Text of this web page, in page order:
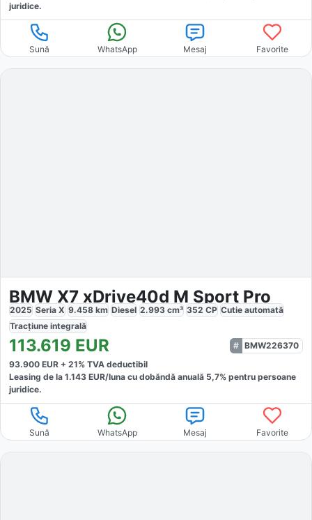
juridice.
Sună WhatsApp Mesaj Favorite
BMW X7 xDrive40d M Sport Pro
2025 Seria X 9.458 km Diesel 2.993 cm³ 352 CP Cutie automată
Tracțiune integrală
113.619 EUR
BMW226370
93.900 EUR + 21% TVA deductibil
Leasing de la 1.143 EUR/luna cu dobăndă anuală 5,7% pentru persoane
juridice.
Sună WhatsApp Mesaj Favorite